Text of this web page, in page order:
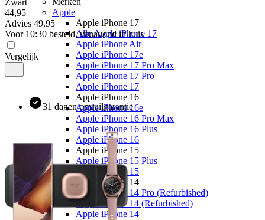
Apple
Apple iPhone 17
Alle Apple iPhone 17
Apple iPhone Air
Apple iPhone 17e
Apple iPhone 17 Pro Max
Apple iPhone 17 Pro
Apple iPhone 17
Apple iPhone 16
Apple iPhone 16e
Apple iPhone 16 Pro Max
Apple iPhone 16 Plus
Apple iPhone 16
Apple iPhone 15
Apple iPhone 15 Plus
Apple iPhone 15
Apple iPhone 14
Apple iPhone 14 Pro (Refurbished)
Apple iPhone 14 (Refurbished)
Apple iPhone 14
Zwart
44,95
Advies 49,95
Voor 10:30 besteld, vanavond in huis
Vergelijk
31 dagen omruilgarantie